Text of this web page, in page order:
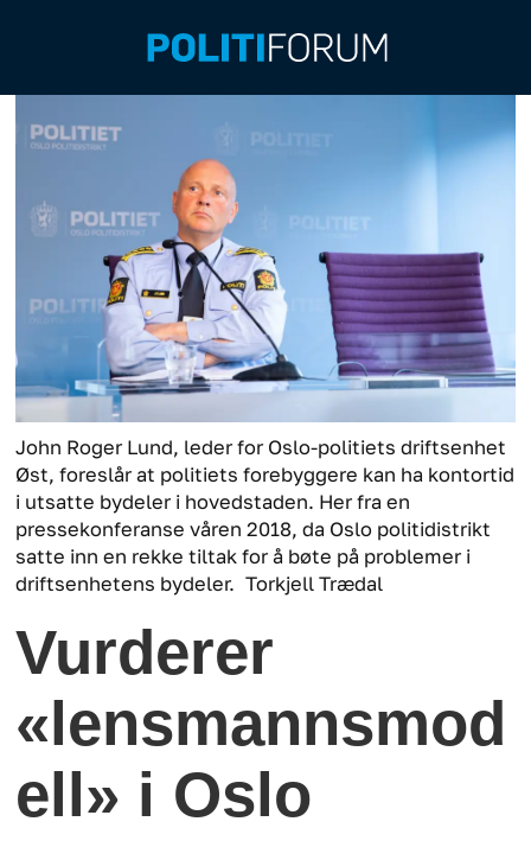
John Roger Lund, leder for Oslo-politiets driftsenhet
Øst, foreslår at politiets forebyggere kan ha kontortid
i utsatte bydeler i hovedstaden. Her fra en
pressekonferanse våren 2018, da Oslo politidistrikt
satte inn en rekke tiltak for å bøte på problemer i
driftsenhetens bydeler. Torkjell Trædal
Vurderer
«lensmannsmod
ell» i Oslo